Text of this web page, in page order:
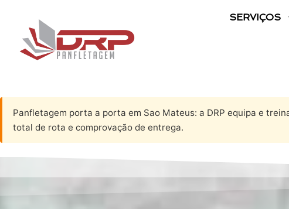
SERVIÇOS
Panfletagem porta a porta em Sao Mateus: a DRP equipa e
total de rota e comprovação de entrega.